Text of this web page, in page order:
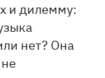
и дилемму:
нет? Она